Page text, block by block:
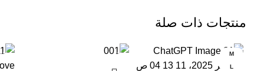
منتجات ذات صلة
M
L
-8%